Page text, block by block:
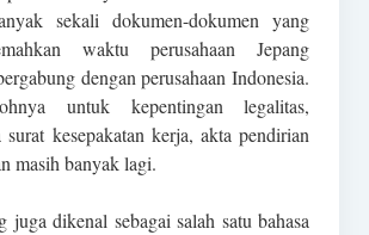
sekali dokumen-dokumen yang
waktu perusahaan Jepang
dengan perusahaan Indonesia.
untuk kepentingan legalitas,
surat kesepakatan kerja, akta pendirian
masih banyak lagi.
juga dikenal sebagai salah satu bahasa